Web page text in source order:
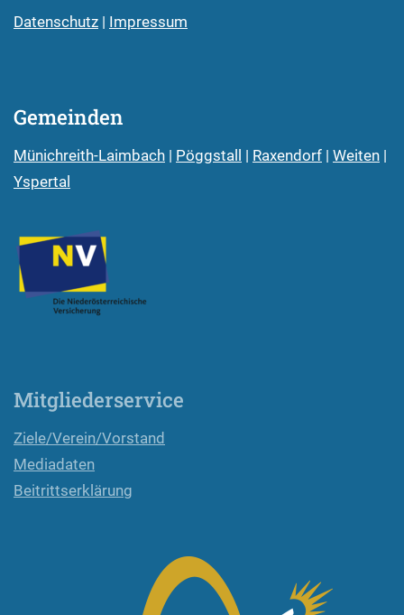
Datenschutz | Impressum
Gemeinden
Münichreith-Laimbach | Pöggstall | Raxendorf | Weiten |
Yspertal
Mitgliederservice
Ziele/Verein/Vorstand
Mediadaten
Beitrittserklärung